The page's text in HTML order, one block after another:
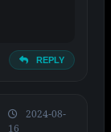
REPLY
2024-08-
16